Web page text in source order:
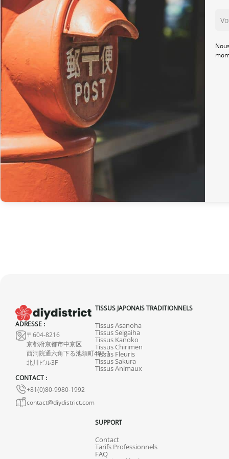
ADRESSE :
〒604-8216
京都府京都市中京区
西洞院通六角下る池須町408-1
北川ビル3F
CONTACT :
+81(0)80-9980-1992
contact@diydistrict.com
TISSUS JAPONAIS TRADITIONNELS
Tissus Asanoha
Tissus Seigaiha
Tissus Kanoko
Tissus Chirimen
Tissus Fleuris
Tissus Sakura
Tissus Animaux
SUPPORT
Contact
Tarifs Professionnels
FAQ